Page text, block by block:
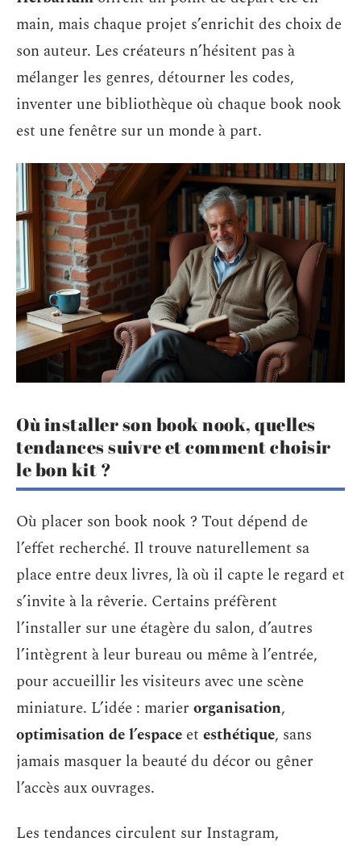
main, mais chaque projet s’enrichit des choix de
son auteur. Les créateurs n’hésitent pas à
mélanger les genres, détourner les codes,
inventer une bibliothèque où chaque book nook
est une fenêtre sur un monde à part.
Où installer son book nook, quelles
tendances suivre et comment choisir
le bon kit ?
Où placer son book nook ? Tout dépend de
l’effet recherché. Il trouve naturellement sa
place entre deux livres, là où il capte le regard et
s’invite à la rêverie. Certains préfèrent
l’installer sur une étagère du salon, d’autres
l’intègrent à leur bureau ou même à l’entrée,
pour accueillir les visiteurs avec une scène
miniature. L’idée : marier organisation,
optimisation de l’espace et esthétique, sans
jamais masquer la beauté du décor ou gêner
l’accès aux ouvrages.
Les tendances circulent sur Instagram,